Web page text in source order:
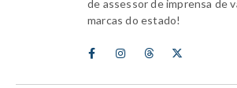
de assessor de imprensa de
marcas do estado!